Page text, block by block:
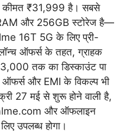
कीमत ₹31,999 है। सबसे
और 256GB स्टोरेज है—
16T 5G के लिए प्री-
ऑफर्स के तहत, ग्राहक
तक का डिस्काउंट पा
और EMI के विकल्प भी
27 मई से शुरू होने वाली है,
और ऑफलाइन
उपलब्ध होगा।